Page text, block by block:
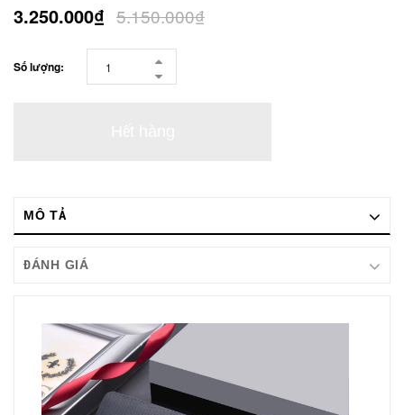
3.250.000₫ 5.150.000₫
Số lượng:
MÔ TẢ
ĐÁNH GIÁ